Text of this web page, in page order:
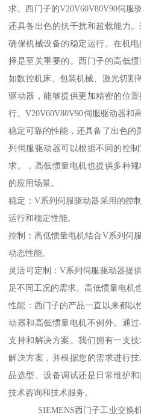
求。西门子的V20V60V80V90伺服
还具备出色的抗干扰和超载能力
确保机械设备的稳定运行。在机
择是至关重要的。西门子的高低
如数控机床、包装机械、激光切割
驱动器，能够提供更加精密的位
行。V20V60V80V90伺服驱动器和
稳定可靠的性能，还具备了出色的
列伺服驱动器可以根据不同的控
求。，高低惯量电机也提供多种
的应用场景。
稳定：V系列伺服驱动器采用的控
运行和稳定性能。
控制：高低惯量电机结合V系列伺
动态性能。
灵活可定制：V系列伺服驱动器提
足不同工况的需求。高低惯量电机
性能：西门子的产品一直以来都以
动器和高低惯量电机不例外。通
支持和解决方案。我们拥有一支
解决方案，并根据您的需求进行
品选型、设备调试还是日常维护
技术咨询和技术服务。
SIEMENS西门子工业交换机